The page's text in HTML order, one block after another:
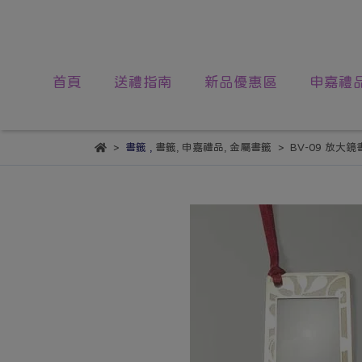
首頁 送禮指南 新品優惠區 申嘉禮
書籤 書籤 申嘉禮品 金屬書籤 BV-09 放大鏡